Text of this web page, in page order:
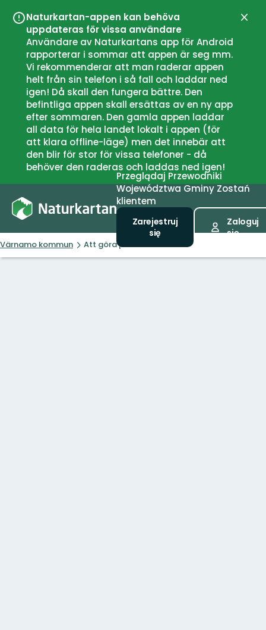
Naturkartan-appen kan behöva
uppdateras för vissa användare
Användare av Naturkartans app för Android
rapporterar i sommar att appen är seg mm.
Vi rekommenderar att man raderar appen
helt från sin telefon i så fall och laddar ned
igen! Då skall den fungera bättre. Den
befintliga appen skall ersättas av en ny app
efter sommaren. Den gamla appen laddar
all data för hela landet lokalt i appen (för
att klara offline-läge) men det innebär att
den blir för stor för vissa telefoner - då
behöver den raderas och laddas ned igen!
Przeglądaj Przewodniki
Województwa Gminy Zostań
klientem
Zarejestruj
się
Zaloguj
się
Värnamo kommun Att göra på Osudden